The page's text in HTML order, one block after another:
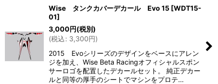
Wise タンクカバーデカール Evo 15 [WDT15-
01]
3,000円(税別)
(税込: 3,300円)
2015 Evoシリーズのデザインをベースにアレン
ジを加え、Wise Beta Racingオフィシャルスポン
サーロゴを配置したデカールセット。 純正デカー
ルと同等の厚手のシートでマシンをプロテ…